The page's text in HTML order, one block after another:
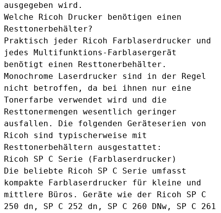
ausgegeben wird.
Welche Ricoh Drucker benötigen einen
Resttonerbehälter?
Praktisch jeder Ricoh Farblaserdrucker und
jedes Multifunktions-Farblasergerät
benötigt einen Resttonerbehälter.
Monochrome Laserdrucker sind in der Regel
nicht betroffen, da bei ihnen nur eine
Tonerfarbe verwendet wird und die
Resttonermengen wesentlich geringer
ausfallen. Die folgenden Geräteserien von
Ricoh sind typischerweise mit
Resttonerbehältern ausgestattet:
Ricoh SP C Serie (Farblaserdrucker)
Die beliebte Ricoh SP C Serie umfasst
kompakte Farblaserdrucker für kleine und
mittlere Büros. Geräte wie der Ricoh SP C
250 dn, SP C 252 dn, SP C 260 DNw, SP C 261